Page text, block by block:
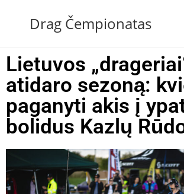
Drag Čempionatas
Lietuvos
atidaro sezoną:
paganyti akis į
bolidus Kazlų